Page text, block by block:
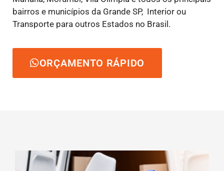
bairros e municípios da Grande SP, Interior ou
Transporte para outros Estados no Brasil.
ORÇAMENTO RÁPIDO